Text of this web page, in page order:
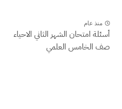
منذ عام
أسئلة امتحان الشهر الثاني الاحياء
صف الخامس العلمي